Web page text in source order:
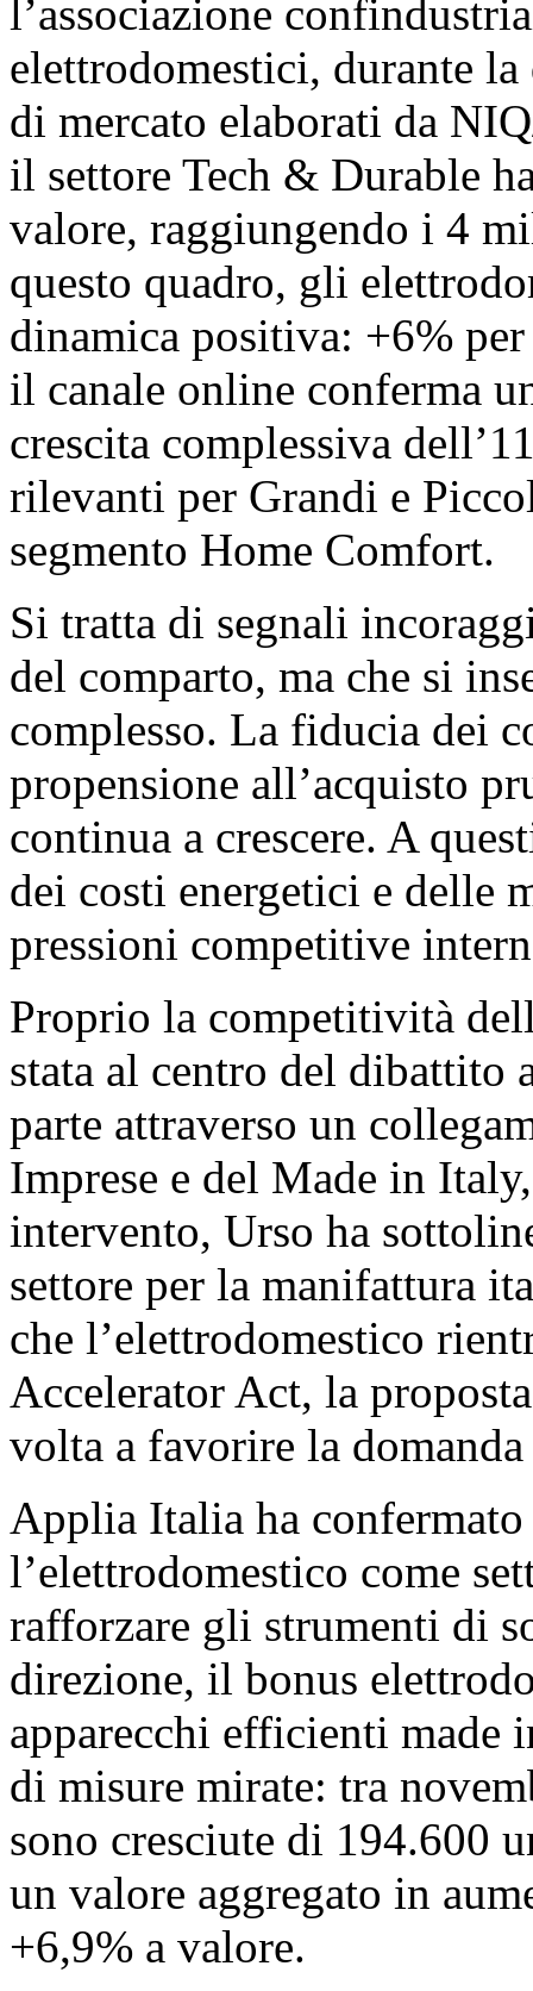
l’associazione
elettrodomestici, durante
di mercato elaborati da
il settore Tech & Durable
valore, raggiungendo i 4
questo quadro, gli
dinamica positiva: +6%
il canale online conferma
crescita complessiva
rilevanti per Grandi e
segmento Home Comfort.
Si tratta di segnali
del comparto, ma che si
complesso. La fiducia dei
propensione all’acquisto
continua a crescere. A
dei costi energetici e delle
pressioni competitive
Proprio la competitività
stata al centro del dibattito
parte attraverso un
Imprese e del Made in
intervento, Urso ha
settore per la manifattura
che l’elettrodomestico
Accelerator Act, la
volta a favorire la
Applia Italia ha
l’elettrodomestico come
rafforzare gli strumenti di
direzione, il bonus
apparecchi efficienti made
di misure mirate: tra
sono cresciute di 194.600
un valore aggregato in
+6,9% a valore.